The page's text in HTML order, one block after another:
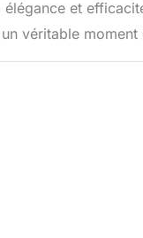
et
véritable moment